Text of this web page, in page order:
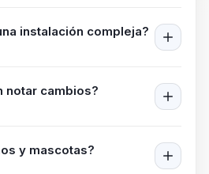
instalación compleja?
notar cambios?
y mascotas?